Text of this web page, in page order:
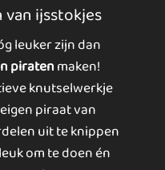
ijsstokjes
leuker zijn dan
piratenmaken!
knutselwerkje
piraat van
uit te knippen
om te doen én